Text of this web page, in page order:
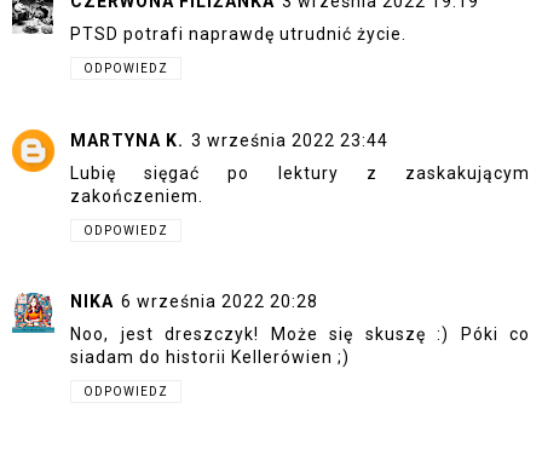
PTSD potrafi naprawdę utrudnić życie.
ODPOWIEDZ
MARTYNA K. 3 września 2022 23:44
Lubię sięgać po lektury z zaskakującym
zakończeniem.
ODPOWIEDZ
NIKA 6 września 2022 20:28
Noo, jest dreszczyk! Może się skuszę :) Póki co
siadam do historii Kellerówien ;)
ODPOWIEDZ